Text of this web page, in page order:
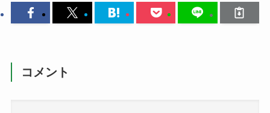
コメント